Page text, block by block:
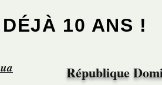
DÉJÀ 10 ANS !
République